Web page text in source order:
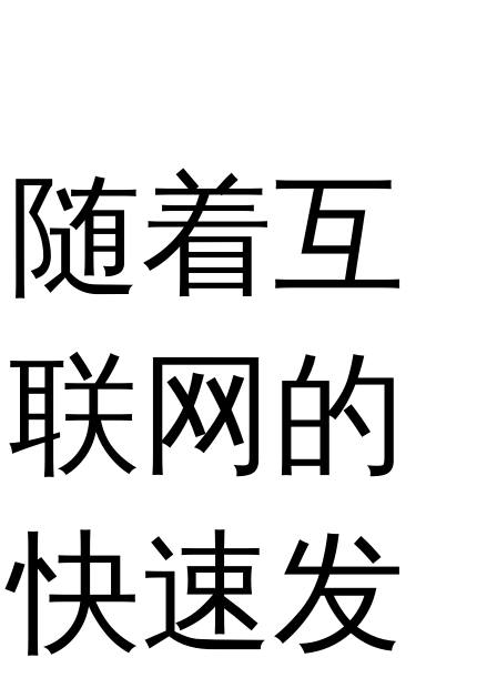
随着互
联网的
快速发